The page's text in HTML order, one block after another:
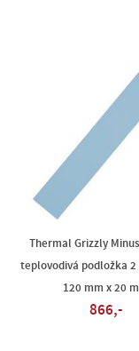
Thermal Grizzly
teplovodivá podložka 2
120 mm x 20
866,-